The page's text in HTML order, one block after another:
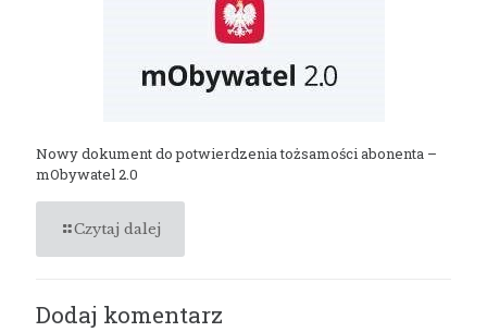
Nowy dokument do potwierdzenia tożsamości abonenta –
mObywatel 2.0
Czytaj dalej
Dodaj komentarz